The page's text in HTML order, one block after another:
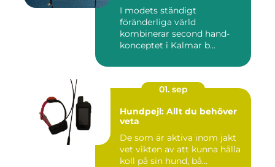
I modets ständigt
föränderliga värld
kombinerar second hand-
konceptet i Kalmar b...
01. sep
Hundpejl: Allt du behöver
veta
De som är aktiva inom jakt
vet vikten av att kunna hålla
koll på sin hund, bå...